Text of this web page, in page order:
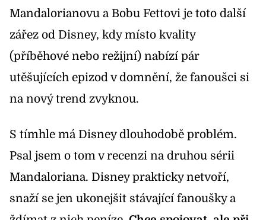
Mandalorianovu a Bobu Fettovi je toto další
zářez od Disney, kdy místo kvality
(příběhové nebo režijní) nabízí pár
utěšujících epizod v domnění, že fanoušci si
na nový trend zvyknou.
S tímhle má Disney dlouhodobě problém.
Psal jsem o tom vrecenzi na druhou sérii
Mandaloriana. Disney prakticky netvoří,
snaží se jen ukonejšit stávající fanoušky a